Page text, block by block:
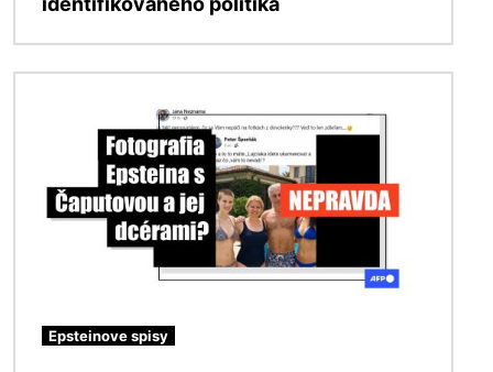
Epsteinove spisy